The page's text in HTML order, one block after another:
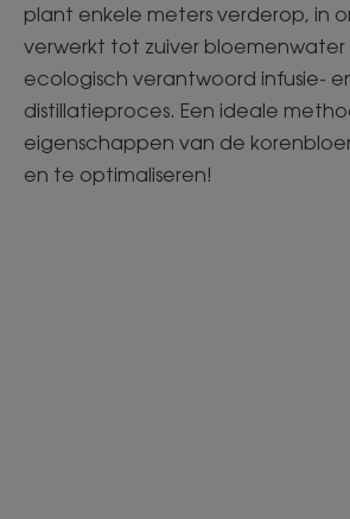
plant enkele meters verderop, in
verwerkt tot zuiver bloemenwater
ecologisch verantwoord infusie-
distillatieproces. Een ideale
eigenschappen van de
en te optimaliseren!